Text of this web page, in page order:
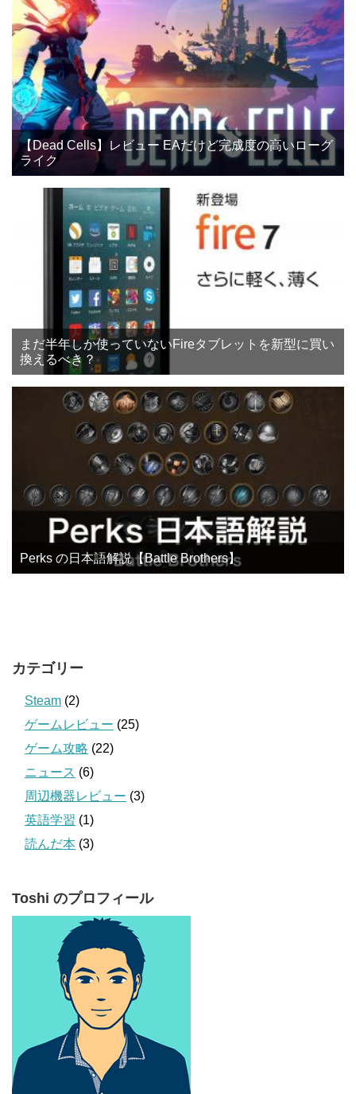
【Dead Cells】レビュー EAだけど完成度の高いローグ
ライク
まだ半年しか使っていないFireタブレットを新型に買い
換えるべき？
Perks の日本語解説【Battle Brothers】
カテゴリー
Steam (2)
ゲームレビュー (25)
ゲーム攻略 (22)
ニュース (6)
周辺機器レビュー (3)
英語学習 (1)
読んだ本 (3)
Toshi のプロフィール